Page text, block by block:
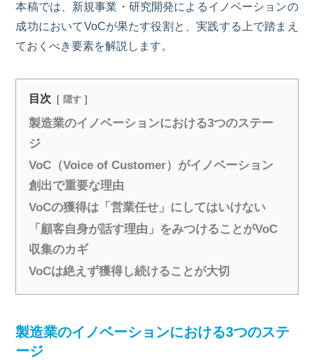
本稿では、新規事業・研究開発によるイノベーションの
成功においてVoCが果たす役割と、実践する上で踏まえ
ておくべき要素を解説します。
目次 隠す
​​製造業のイノベーションにおける3つのステー
ジ
VoC（Voice of Customer）がイノベーション
創出で重要な理由
VoCの獲得は「営業任せ」にしてはいけない
「顧客自身が話す理由」をみつけることがVoC
収集のカギ
VoCは絶えず獲得し続けることが大切
製造業のイノベーションにおける3つのステ
ージ